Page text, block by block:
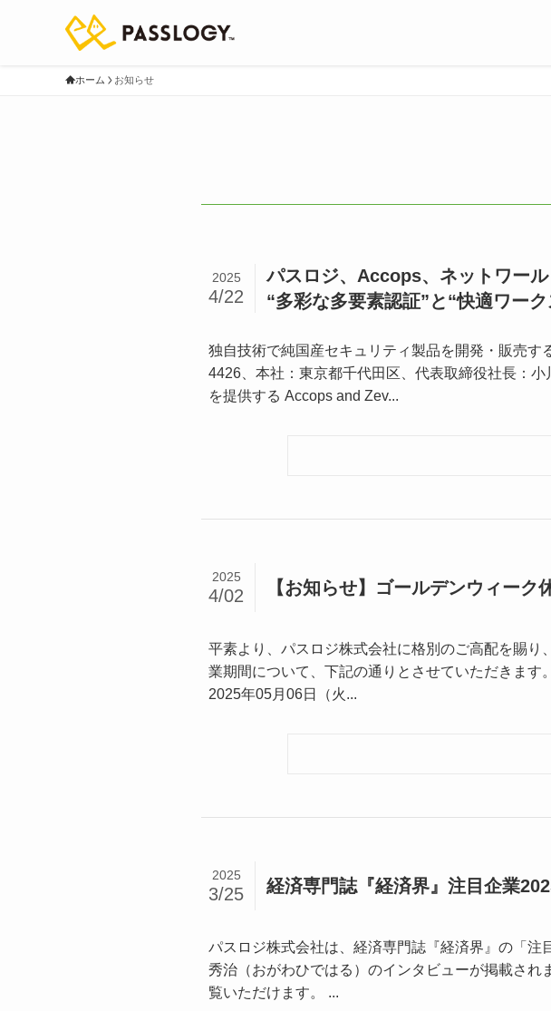
ホーム お知らせ
パスロジ、Accops、ネットワー
“多彩な多要素認証”と“快適ワー
2025
4/22
独自技術で純国産セキュリティ製品を開発・販売
4426、本社：東京都千代田区、代表取締役社長：
を提供する Accops and Zev...
【お知らせ】ゴールデンウィーク
2025
4/02
平素より、パスロジ株式会社に格別のご高配を賜
業期間について、下記の通りとさせていただきま
2025年05月06日（火...
経済専門誌『経済界』注目企業
2025
3/25
パスロジ株式会社は、経済専門誌『経済界』の「注
秀治（おがわひではる）のインタビューが掲載さ
覧いただけます。 ...